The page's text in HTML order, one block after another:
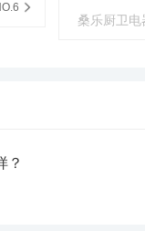
桑乐厨卫电
？